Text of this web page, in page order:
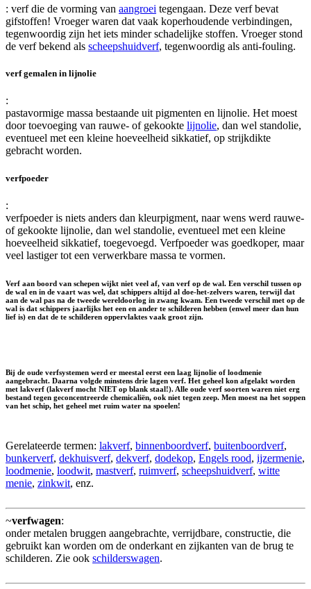
: verf die de vorming van aangroei tegengaan. Deze verf bevat
gifstoffen! Vroeger waren dat vaak koperhoudende verbindingen,
tegenwoordig zijn het iets minder schadelijke stoffen. Vroeger stond
de verf bekend als scheepshuidverf, tegenwoordig als anti-fouling.
verf gemalen in lijnolie
:
pastavormige massa bestaande uit pigmenten en lijnolie. Het moest
door toevoeging van rauwe- of gekookte lijnolie, dan wel standolie,
eventueel met een kleine hoeveelheid sikkatief, op strijkdikte
gebracht worden.
verfpoeder
:
verfpoeder is niets anders dan kleurpigment, naar wens werd rauwe-
of gekookte lijnolie, dan wel standolie, eventueel met een kleine
hoeveelheid sikkatief, toegevoegd. Verfpoeder was goedkoper, maar
veel lastiger tot een verwerkbare massa te vormen.
Verf aan boord van schepen wijkt niet veel af, van verf op de wal. Een verschil tussen op
de wal en in de vaart was wel, dat schippers altijd al doe-het-zelvers waren, terwijl dat
aan de wal pas na de tweede wereldoorlog in zwang kwam. Een tweede verschil met op de
wal is dat schippers jaarlijks het een en ander te schilderen hebben (enwel meer dan hun
lief is) en dat de te schilderen oppervlaktes vaak groot zijn.
Bij de oude verfsystemen werd er meestal eerst een laag lijnolie of loodmenie
aangebracht. Daarna volgde minstens drie lagen verf. Het geheel kon afgelakt worden
met lakverf (lakverf mocht NIET op blank staal!). Alle oude verf soorten waren niet erg
bestand tegen geconcentreerde chemicaliën, ook niet tegen zeep. Men moest na het soppen
van het schip, het geheel met ruim water na spoelen!
Gerelateerde termen: lakverf, binnenboordverf, buitenboordverf,
bunkerverf, dekhuisverf, dekverf, dodekop, Engels rood, ijzermenie,
loodmenie, loodwit, mastverf, ruimverf, scheepshuidverf, witte
menie, zinkwit, enz.
~verfwagen:
onder metalen bruggen aangebrachte, verrijdbare, constructie, die
gebruikt kan worden om de onderkant en zijkanten van de brug te
schilderen. Zie ook schilderswagen.